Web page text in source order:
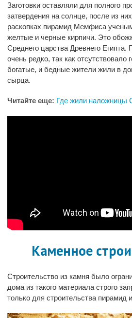
Заготовки оставляли для полного
затвердения на солнце, после из
раскопках пирамид Мемфиса
желтые и черные кирпичи. Это
Среднего царства Древнего Египта.
очень редко, так как отсутствовало
богатые, и бедные жители жили в
сырца.
Читайте еще: Где жили наложницы
Каменное
Строительство из камня было
дома из такого материала строго
только для строительства пирамид